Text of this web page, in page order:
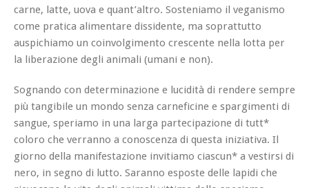
carne, latte, uova e quant’altro. Sosteniamo il veganismo
come pratica alimentare dissidente, ma soprattutto
auspichiamo un coinvolgimento crescente nella lotta per
la liberazione degli animali (umani e non).
Sognando con determinazione e lucidità di rendere sempre
più tangibile un mondo senza carneficine e spargimenti di
sangue, speriamo in una larga partecipazione di tutt*
coloro che verranno a conoscenza di questa iniziativa. Il
giorno della manifestazione invitiamo ciascun* a vestirsi di
nero, in segno di lutto. Saranno esposte delle lapidi che